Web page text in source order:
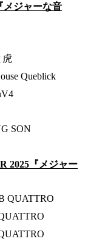
メジャーな音
虎
Queblick
SON
2025『メジャー
QUATTRO